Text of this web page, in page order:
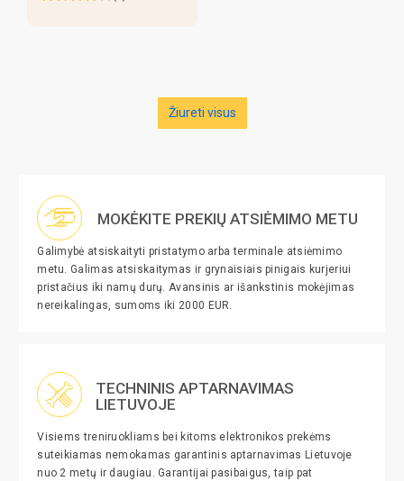
Žiureti visus
MOKĖKITE PREKIŲ ATSIĖMIMO METU
Galimybė atsiskaityti pristatymo arba terminale atsiėmimo
metu. Galimas atsiskaitymas ir grynaisiais pinigais kurjeriui
pristačius iki namų durų. Avansinis ar išankstinis mokėjimas
nereikalingas, sumoms iki 2000 EUR.
TECHNINIS APTARNAVIMAS
LIETUVOJE
Visiems treniruokliams bei kitoms elektronikos prekėms
suteikiamas nemokamas garantinis aptarnavimas Lietuvoje
nuo 2 metų ir daugiau. Garantijai pasibaigus, taip pat